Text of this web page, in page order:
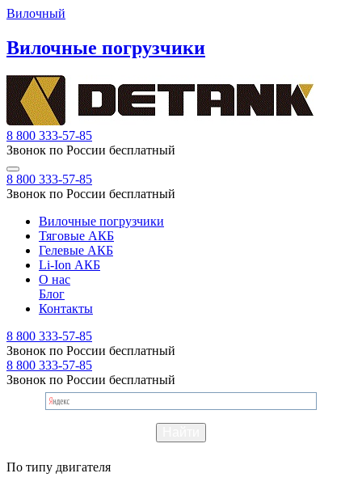
Вилочный
Вилочные погрузчики
8 800 333-57-85
Звонок по России бесплатный
8 800 333-57-85
Звонок по России бесплатный
Вилочные погрузчики
Тяговые АКБ
Гелевые АКБ
Li-Ion АКБ
О нас
Блог
Контакты
8 800 333-57-85
Звонок по России бесплатный
8 800 333-57-85
Звонок по России бесплатный
По типу двигателя